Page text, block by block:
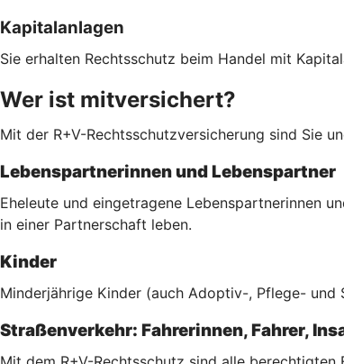
Kapitalanlagen
Sie erhalten Rechtsschutz beim Handel mit
Wer ist mitversichert?
Mit der R+V-Rechtsschutzversicherung sind Sie
Lebenspartnerinnen und Lebenspartner
Eheleute und eingetragene Lebenspartnerinnen
in einer Partnerschaft leben.
Kinder
Minderjährige Kinder (auch Adoptiv-, Pflege-
Straßenverkehr: Fahrerinnen, Fahrer,